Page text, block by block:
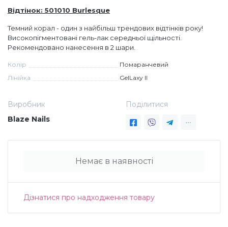
Дезінфекція та стерилізація
Декор для нігтів
Трикутники (каміфубукі)
Наклейки гнучкі лінії
Наліпки гнучкі лінії
Втирки
Блискітки (пісок для нігтів)
Блискітки для нігтів
Навчання
Відтінок: 501010 Burlesque
Темний корал - один з найбільш трендових відтінків року!
Високопігментовані гель-лак середньої щільності.
Рекомендовано нанесення в 2 шари.
Колір
Помаранчевий
Лінійка
GelLaxy II
Виробник
Blaze Nails
Поділитися
Немає в наявності
Дізнатися про надходження товару